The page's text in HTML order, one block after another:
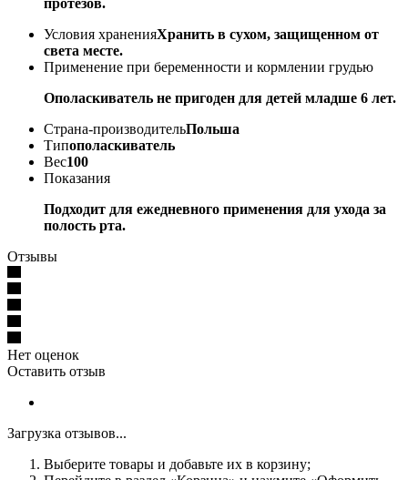
Условия храненияХранить в сухом, защищенном от
света месте.
Применение при беременности и кормлении грудью
Ополаскиватель не пригоден для детей младше 6 лет.
Страна-производительПольша
Типополаскиватель
Вес100
Показания
Подходит для ежедневного применения для ухода за
полость рта.
Отзывы
Нет оценок
Оставить отзыв
Загрузка отзывов...
Выберите товары и добавьте их в корзину;